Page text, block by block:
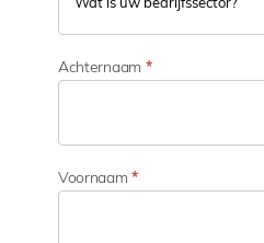
w
s
o
r
Achternaam *
Voornaam*